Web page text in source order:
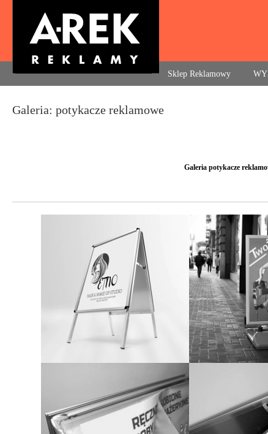
Agencja reklamowa. Reklama – usługi, druk
Sklep Reklamowy
Galeria: potykacze reklamowe
Galeria potykacze